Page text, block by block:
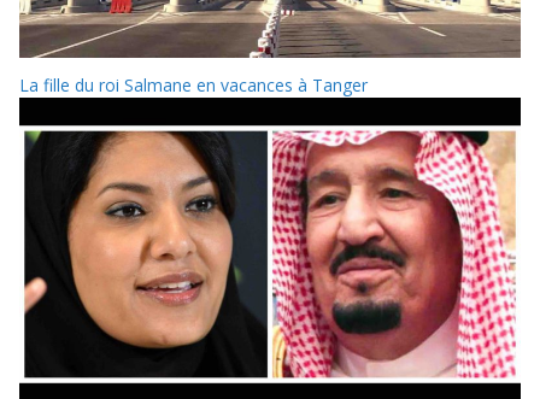
La fille du roi Salmane en vacances à Tanger